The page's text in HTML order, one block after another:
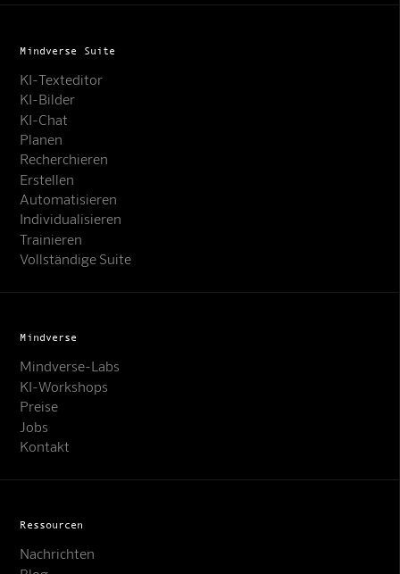
Mindverse Suite
KI-Texteditor
KI-Bilder
KI-Chat
Planen
Recherchieren
Erstellen
Automatisieren
Individualisieren
Trainieren
Vollständige Suite
Mindverse
Mindverse-Labs
KI-Workshops
Preise
Jobs
Kontakt
Ressourcen
Nachrichten